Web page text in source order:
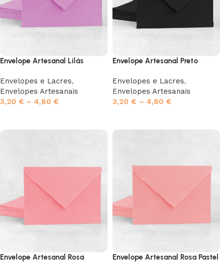
Envelope Artesanal Lilás
Envelopes e Lacres,
Envelopes Artesanais
3,20 € – 4,80 €
Envelope Artesanal Preto
Envelopes e Lacres,
Envelopes Artesanais
3,20 € – 4,80 €
Envelope Artesanal Rosa Envelope Artesanal Rosa Pastel